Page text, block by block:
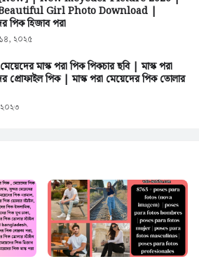
Girl Photo Download |
পিক হিজাব পরা
২০২৫
মাস্ক পরা পিক পিকচার ছবি | মাস্ক পরা
প্রোফাইল পিক | মাস্ক পরা মেয়েদের পিক তোলার